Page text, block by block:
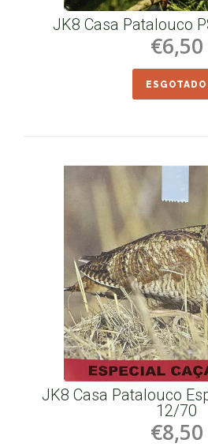
JK8 Casa Patalouco
€6,50
ESGOTADO
JK8 Casa Patalouco
12/70
€8,50